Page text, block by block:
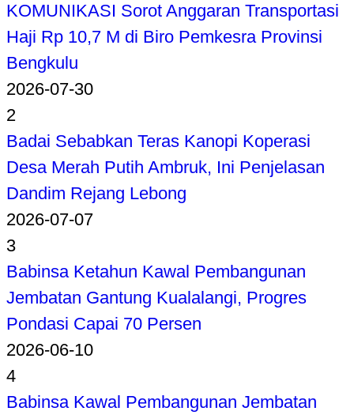
KOMUNIKASI Sorot Anggaran Transportasi
Haji Rp 10,7 M di Biro Pemkesra Provinsi
Bengkulu
2026-07-30
2
Badai Sebabkan Teras Kanopi Koperasi
Desa Merah Putih Ambruk, Ini Penjelasan
Dandim Rejang Lebong
2026-07-07
3
Babinsa Ketahun Kawal Pembangunan
Jembatan Gantung Kualalangi, Progres
Pondasi Capai 70 Persen
2026-06-10
4
Babinsa Kawal Pembangunan Jembatan